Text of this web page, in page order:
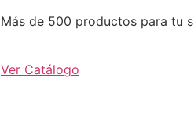
Más de 500 productos para tu
Ver Catálogo